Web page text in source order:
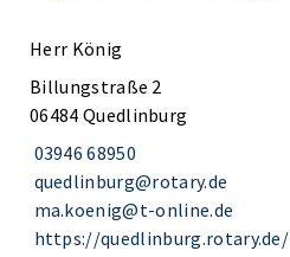
Herr König
Billungstraße 2
06484 Quedlinburg
03946 68950
quedlinburg@rotary.de
ma.koenig@t-online.de
https://quedlinburg.rotary.de/